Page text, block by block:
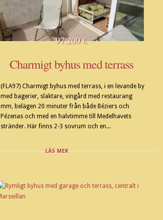
97.200 €
Charmigt byhus med terrass
(FLA97) Charmigt byhus med terrass, i en levande by
med bagerier, slaktare, vingård med restaurang
mm, belägen 20 minuter från både Béziers och
Pézenas och med en halvtimme till Medelhavets
stränder. Här finns 2-3 sovrum och en...
LÄS MER